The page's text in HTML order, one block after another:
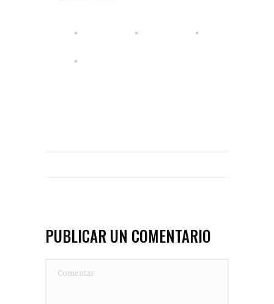
PUBLICAR UN COMENTARIO